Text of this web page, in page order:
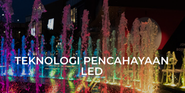
TEKNOLOGI PENCAHAYAAN
LED